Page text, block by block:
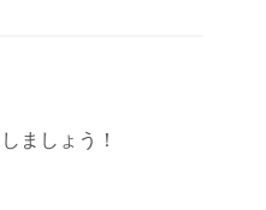
ましょう！